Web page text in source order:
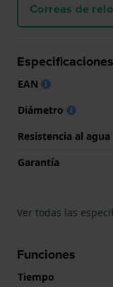
Correas de
Especificaciones
EAN
Diámetro
Resistencia al agua
Garantía
Ver todas las
Funciones
Tiempo